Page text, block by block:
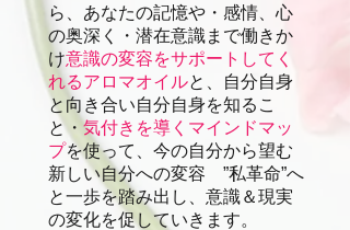
ら、あなたの記憶や・感情、心
の奥深く・潜在意識まで働きか
け意識の変容をサポートしてく
れるアロマオイルと、自分自身
と向き合い自分自身を知るこ
と・ 気付きを導くマインドマッ
プを使って、今の自分から望む
新しい自分への変容 ”私革命”へ
と一歩を踏み出し、意識＆現実
の変化を促していきます。